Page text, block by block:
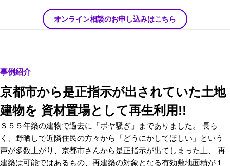
オンライン相談のお申し込みはこちら
事例紹介
京都市から是正指示が出されていた土地
建物を 資材置場として再生利用!!
Ｓ５５年築の建物で過去に「ボヤ騒ぎ」までありました。 長ら
く、野晒しで近隣住民の方々から「どうにかしてほしい」という
声が多数上がり、京都市さんから是正指示が出てしまった上、 再
建築は可能ではあるもの、再建築の対象となる有効敷地面積が１